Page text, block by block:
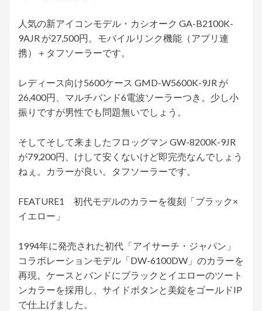
人気の新アイコンモデル・カシオーク GA-B2100K-
9AJR が27,500円。モバイルリンク機能（アプリ連
携）＋タフソーラーです。
レディース向け5600ケース GMD-W5600K-9JR が
26,400円、マルチバンド6電波ソーラーつき。少し小
振りですが男性でも問題無いでしょう。
そしてそして来ましたフロッグマン GW-8200K-9JR
が79,200円、けして安くないけど即完売なんでしょう
ねぇ。カラーが良い。タフソーラーです。
FEATURE1 初代モデルのカラーを復刻「ブラック×
イエロー」
1994年に発売された初代「アイサーチ・ジャパン」
コラボレーションモデル「DW-6100DW」のカラーを
再現。ケースとバンドにブラックとイエローのツート
ンカラーを採用し、サイドボタンと美錠をゴールドIP
で仕上げました。